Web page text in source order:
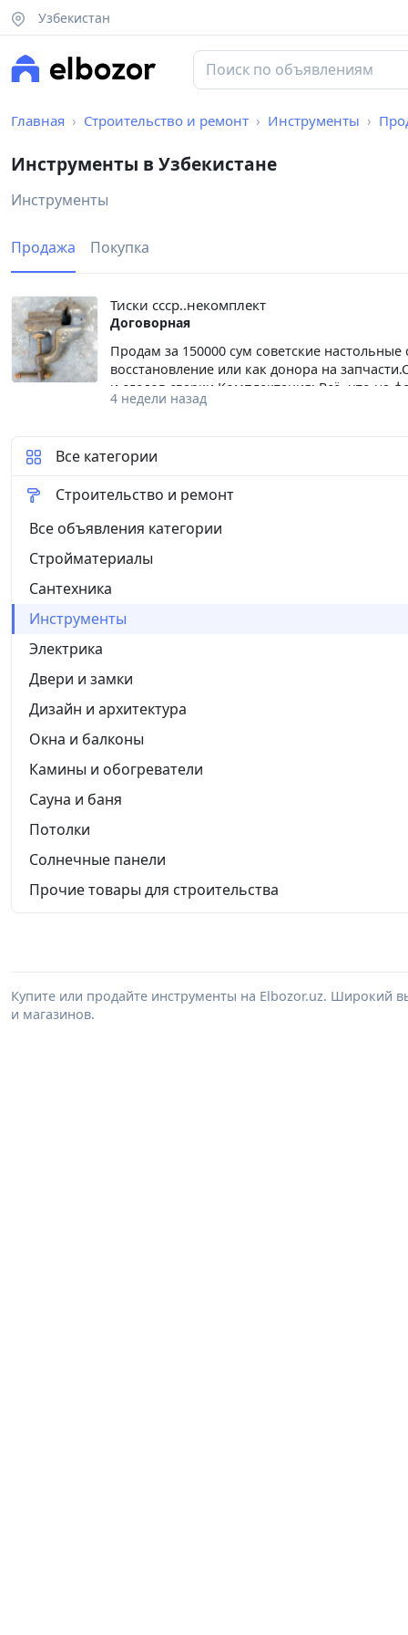
Узбекистан
Главная Строительство и ремонт Инструменты
Инструменты в Узбекистане
Инструменты
Продажа Покупка
Тиски ссср..некомплект
Договорная
Продам за 150000 сум советские
восстановление или как донора на
и следов сварки.Комплектация: Всё, что на
прижимные щечки и родная ходовая гайка
4 недели назад
Все категории
Строительство и ремонт
Все объявления категории
Стройматериалы
Сантехника
Инструменты
Электрика
Двери и замки
Дизайн и архитектура
Окна и балконы
Камины и обогреватели
Сауна и баня
Потолки
Солнечные панели
Прочие товары для строительства
Купите или продайте инструменты на Elbozor.uz. Широкий
и магазинов.